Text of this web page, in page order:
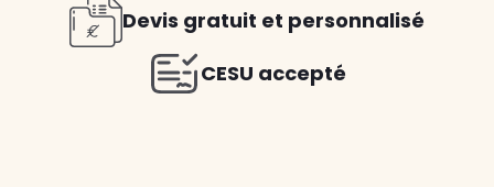
Devis gratuit et personnalisé
CESU accepté